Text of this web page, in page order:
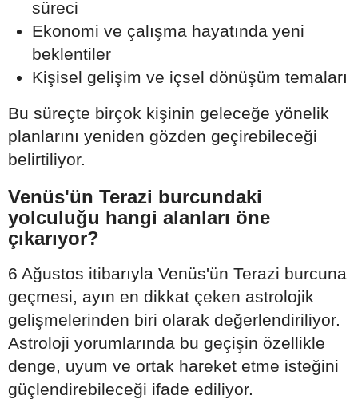
süreci
Ekonomi ve çalışma hayatında yeni
beklentiler
Kişisel gelişim ve içsel dönüşüm temaları
Bu süreçte birçok kişinin geleceğe yönelik
planlarını yeniden gözden geçirebileceği
belirtiliyor.
Venüs'ün Terazi burcundaki
yolculuğu hangi alanları öne
çıkarıyor?
6 Ağustos itibarıyla Venüs'ün Terazi burcuna
geçmesi, ayın en dikkat çeken astrolojik
gelişmelerinden biri olarak değerlendiriliyor.
Astroloji yorumlarında bu geçişin özellikle
denge, uyum ve ortak hareket etme isteğini
güçlendirebileceği ifade ediliyor.